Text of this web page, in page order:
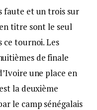
faute et un trois sur
titre sont le seul
ce tournoi. Les
de finale
une place en
la deuxième
le camp sénégalais